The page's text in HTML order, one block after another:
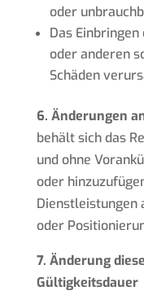
oder
Das
oder anderen
Schäden
6. Änderungen
behält sich das
und ohne
oder
Dienstleistungen
oder
7. Änderung
Gültigkeitsdauer